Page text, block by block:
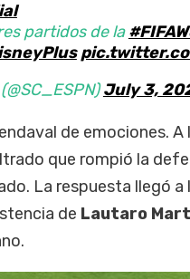
partidos de la
July 3,
de emociones.
que rompió la
La respuesta llegó
de Lautaro